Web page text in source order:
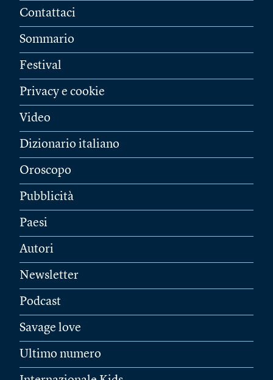
Contattaci
Sommario
Festival
Privacy e cookie
Video
Dizionario italiano
Oroscopo
Pubblicità
Paesi
Autori
Newsletter
Podcast
Savage love
Ultimo numero